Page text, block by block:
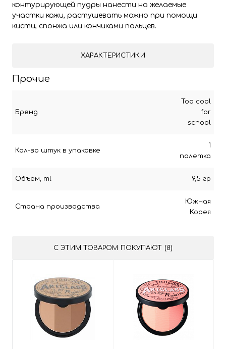
контурирующей пудры нанести на желаемые
участки кожи, растушевать можно при помощи
кисти, спонжа или кончиками пальцев.
ХАРАКТЕРИСТИКИ
Прочие
Бренд
Too cool
for
school
Кол-во штук в упаковке
1
палетка
Объём, ml 9,5 гр
Страна производства
Южная
Корея
С ЭТИМ ТОВАРОМ ПОКУПАЮТ (8)